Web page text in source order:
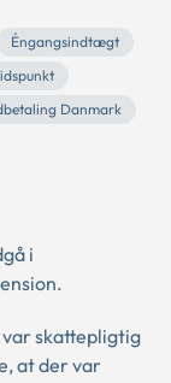
Éngangsindtægt
Danmark
i
skattepligtig
at der var